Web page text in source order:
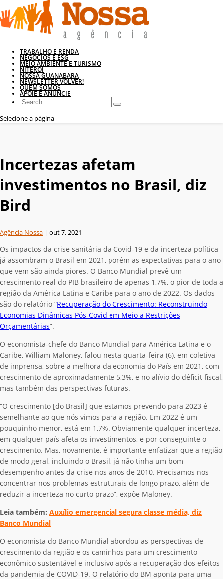
TRABALHO E RENDA
NEGÓCIOS E ESG
MEIO AMBIENTE E TURISMO
NITERÓI
NOSSA GUANABARA
NEWSLETTER VOLVER!
QUEM SOMOS
APOIE E ANUNCIE
Selecione a página
Incertezas afetam
investimentos no Brasil, diz
Bird
Agência Nossa | out 7, 2021
Os impactos da crise sanitária da Covid-19 e da incerteza política
já assombram o Brasil em 2021, porém as expectativas para o ano
que vem são ainda piores. O Banco Mundial prevê um
crescimento real do PIB brasileiro de apenas 1,7%, o pior de toda a
região da América Latina e Caribe para o ano de 2022. Os dados
são do relatório “Recuperação do Crescimento: Reconstruindo
Economias Dinâmicas Pós-Covid em Meio a Restrições
Orçamentárias”.
O economista-chefe do Banco Mundial para América Latina e o
Caribe, William Maloney, falou nesta quarta-feira (6), em coletiva
de imprensa, sobre a melhora da economia do País em 2021, com
crescimento de aproximadamente 5,3%, e no alívio do déficit fiscal,
mas também das perspectivas futuras.
“O crescimento [do Brasil] que estamos prevendo para 2023 é
semelhante ao que nós vimos para a região. Em 2022 é um
pouquinho menor, está em 1,7%. Obviamente qualquer incerteza,
em qualquer país afeta os investimentos, e por conseguinte o
crescimento. Mas, novamente, é importante enfatizar que a região
de modo geral, incluindo o Brasil, já não tinha um bom
desempenho antes da crise nos anos de 2010. Precisamos nos
concentrar nos problemas estruturais de longo prazo, além de
reduzir a incerteza no curto prazo”, expõe Maloney.
Leia também: Auxílio emergencial segura classe média, diz
Banco Mundial
O economista do Banco Mundial abordou as perspectivas de
crescimento da região e os caminhos para um crescimento
econômico sustentável e inclusivo após a recuperação dos efeitos
da pandemia de COVID-19. O relatório do BM aponta para uma